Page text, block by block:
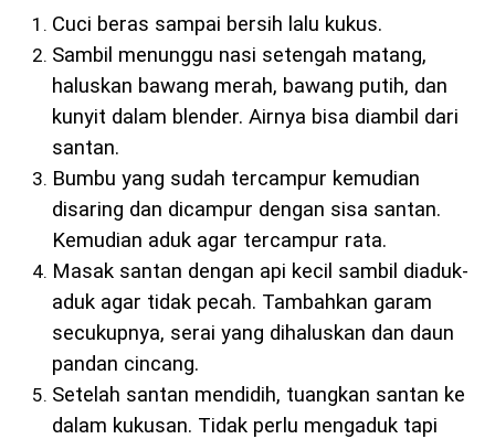
Cuci beras sampai bersih lalu kukus.
Sambil menunggu nasi setengah matang,
haluskan bawang merah, bawang putih, dan
kunyit dalam blender. Airnya bisa diambil dari
santan.
Bumbu yang sudah tercampur kemudian
disaring dan dicampur dengan sisa santan.
Kemudian aduk agar tercampur rata.
Masak santan dengan api kecil sambil diaduk-
aduk agar tidak pecah. Tambahkan garam
secukupnya, serai yang dihaluskan dan daun
pandan cincang.
Setelah santan mendidih, tuangkan santan ke
dalam kukusan. Tidak perlu mengaduk tapi